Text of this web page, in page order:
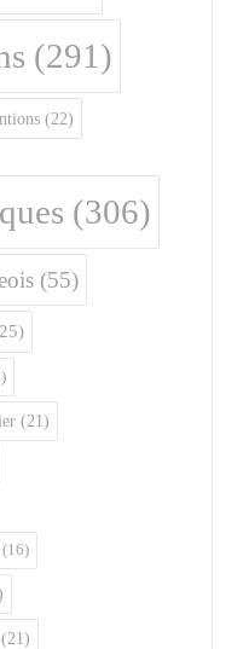
(291)
(22)
(306)
(55)
(21)
(16)
(21)